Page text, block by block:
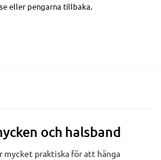
eller pengarna tillbaka.
och halsband
mycket praktiska för att hänga